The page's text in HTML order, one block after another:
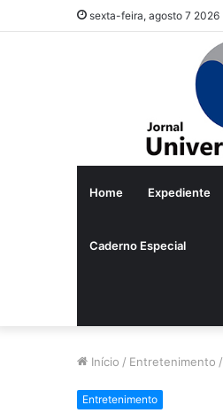
sexta-feira, agosto 7 2026
Home Expediente
Caderno Especial
Início / Entretenimento /
Entretenimento